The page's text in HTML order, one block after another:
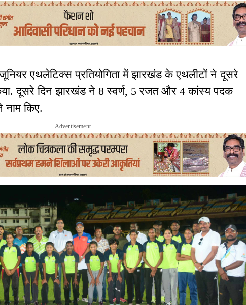
जूनियर एथलेटिक्स प्रतियोगिता में झारखंड के एथलीटों ने दूसरे
दूसरे दिन झारखंड ने 8 स्वर्ण, 5 रजत और 4 कांस्य पदक
किए.
Advertisement